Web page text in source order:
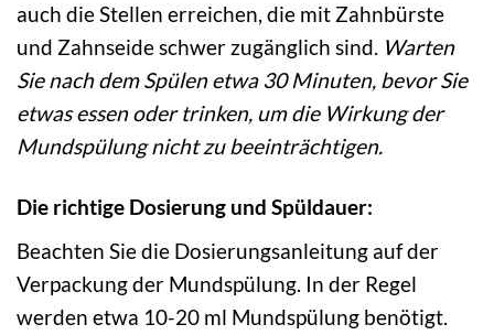
auch die Stellen erreichen, die mit Zahnbürste
und Zahnseide schwer zugänglich sind. Warten
Sie nach dem Spülen etwa 30 Minuten, bevor Sie
etwas essen oder trinken, um die Wirkung der
Mundspülung nicht zu beeinträchtigen.
Die richtige Dosierung und Spüldauer:
Beachten Sie die Dosierungsanleitung auf der
Verpackung der Mundspülung. In der Regel
werden etwa 10-20 ml Mundspülung benötigt.